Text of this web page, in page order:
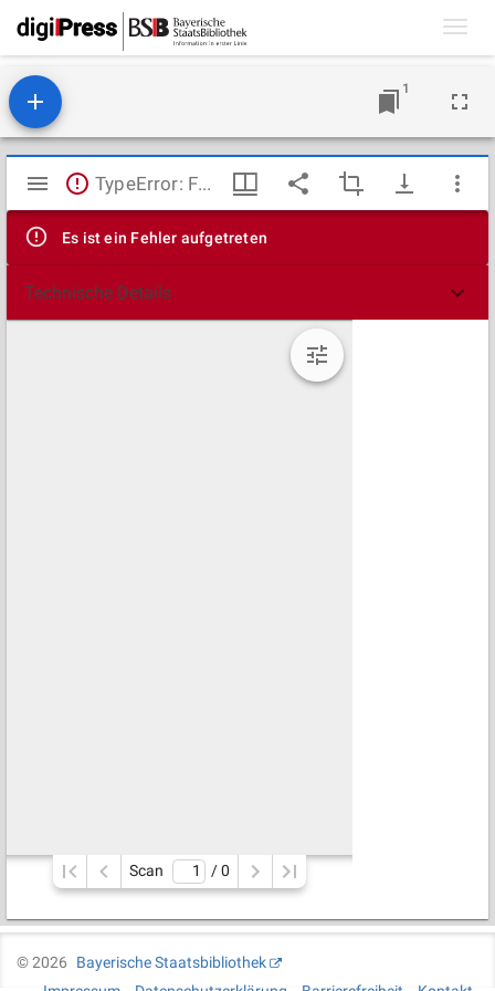
1
Mirador
Viewer
TypeError: Failed to fetch
Es ist ein Fehler aufgetreten
Technische Details
Scan / 0
©2026
Bayerische Staatsbibliothek